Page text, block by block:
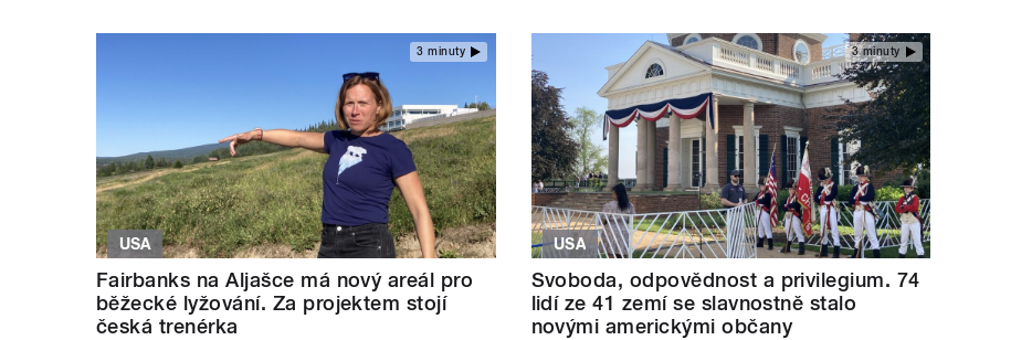
3 minuty
USA
Fairbanks na Aljašce má nový areál pro
běžecké lyžování. Za projektem stojí
česká trenérka
3 minuty
USA
Svoboda, odpovědnost a privilegium. 74
lidí ze 41 zemí se slavnostně stalo
novými americkými občany